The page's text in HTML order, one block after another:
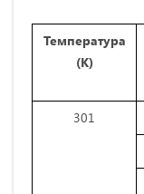
Температура
(K)
301